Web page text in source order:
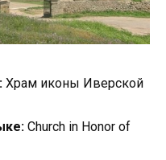
Храм иконы Иверской
Church in Honor of